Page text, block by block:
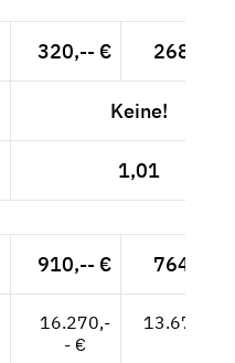
320,-- € 268,91 €
Keine!
1,01
910,-- € 764,71 €
16.270,-
- €
13.672,27